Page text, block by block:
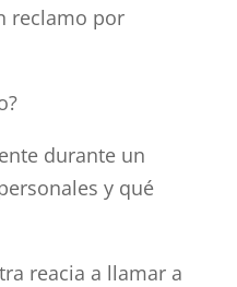
reclamo por
durante un
y qué
reacia a llamar a